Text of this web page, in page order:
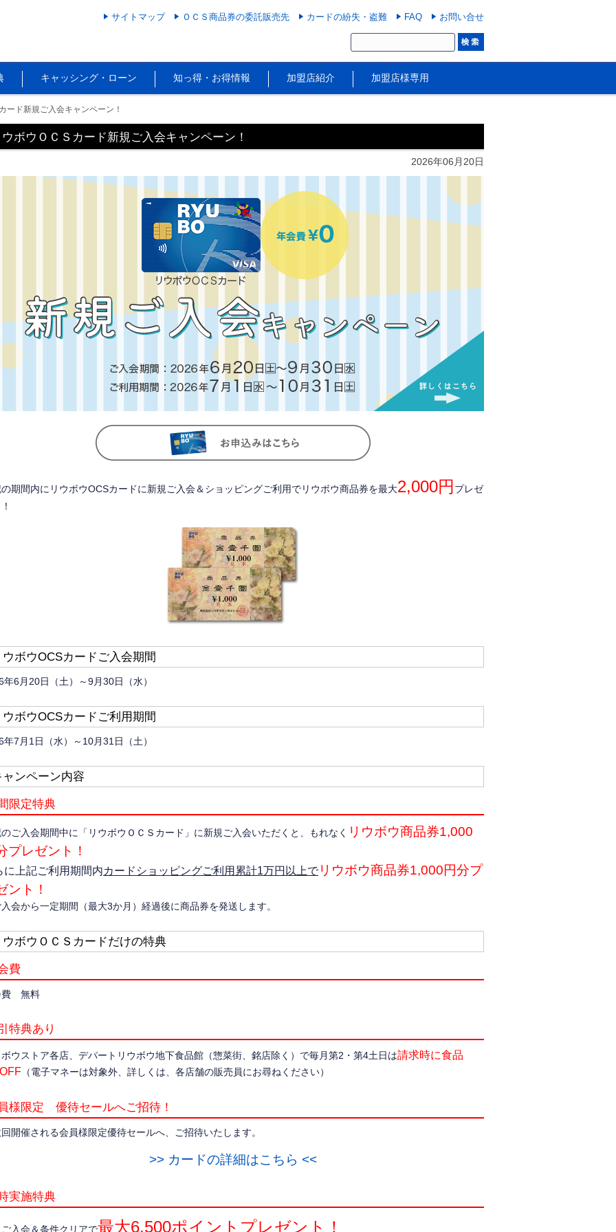
サイトマップ ＯＣＳ商品券の委託販売先 カードの紛失・盗難 FAQ お問い合せ
キャッシング・ローン 知っ得・お得情報 加盟店紹介 加盟店様専用
ード新規ご入会キャンペーン！
ボウＯＣＳカード新規ご入会キャンペーン！
2026年06月20日
期間内にリウボウOCSカードに新規ご入会＆ショッピングご利用でリウボウ商品券を最大2,000円 プレゼ
ウボウOCSカードご入会期間
年6月20日（土）～9月30日（水）
ウボウOCSカードご利用期間
年7月1日（水）～10月31日（土）
ャンペーン内容
限定特典
ご入会期間中に「リウボウＯＣＳカード」に新規ご入会いただくと、もれなく リウボウ商品券1,000
プレゼント！
に上記ご利用期間内カードショッピングご利用累計1万円以上でリウボウ商品券1,000円分プ
ント！
会から一定期間（最大3か月）経過後に商品券を発送します。
ウボウＯＣＳカードだけの特典
費
費 無料
特典あり
ウストア各店、デパートリウボウ地下食品館（惣菜街、銘店除く）で毎月第2・第4土日は請求時に食品
（電子マネーは対象外、詳しくは、各店舗の販売員にお尋ねください）
様限定 優待セールへご招待！
開催される会員様限定優待セールへ、ご招待いたします。
>> カードの詳細はこちら <<
実施特典
入会＆条件クリアで最大6,500ポイントプレゼント！